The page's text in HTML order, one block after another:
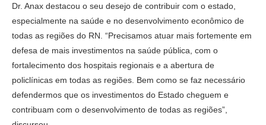
Dr. Anax destacou o seu desejo de contribuir com o estado,
especialmente na saúde e no desenvolvimento econômico de
todas as regiões do RN. “Precisamos atuar mais fortemente em
defesa de mais investimentos na saúde pública, com o
fortalecimento dos hospitais regionais e a abertura de
policlínicas em todas as regiões. Bem como se faz necessário
defendermos que os investimentos do Estado cheguem e
contribuam com o desenvolvimento de todas as regiões”,